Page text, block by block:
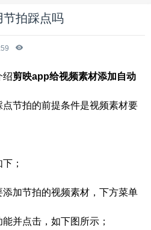
节拍踩点吗
绍剪映app给视频素材添加自动
点节拍的前提条件是视频素材要
；
加节拍的视频素材，下方菜单
并点击，如下图所示；